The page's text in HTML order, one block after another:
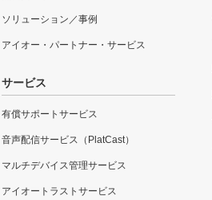
ソリューション／事例
アイオー・パートナー・サービス
サービス
有償サポートサービス
音声配信サービス（PlatCast）
マルチデバイス管理サービス
アイオートラストサービス